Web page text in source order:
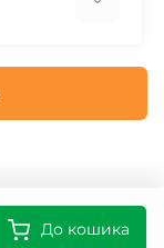
До кошика